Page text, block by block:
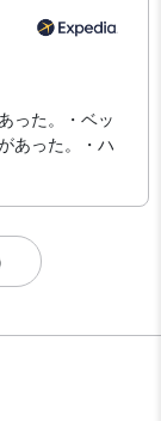
った。・ベッ
あった。・ハ